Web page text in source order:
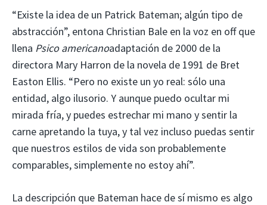
“Existe la idea de un Patrick Bateman; algún tipo de
abstracción”, entona Christian Bale en la voz en off que
llena Psico americanoadaptación de 2000 de la
directora Mary Harron de la novela de 1991 de Bret
Easton Ellis. “Pero no existe un yo real: sólo una
entidad, algo ilusorio. Y aunque puedo ocultar mi
mirada fría, y puedes estrechar mi mano y sentir la
carne apretando la tuya, y tal vez incluso puedas sentir
que nuestros estilos de vida son probablemente
comparables, simplemente no estoy ahí”.
La descripción que Bateman hace de sí mismo es algo